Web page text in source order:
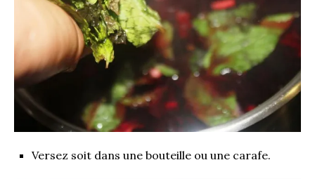
Versez soit dans une bouteille ou une carafe.